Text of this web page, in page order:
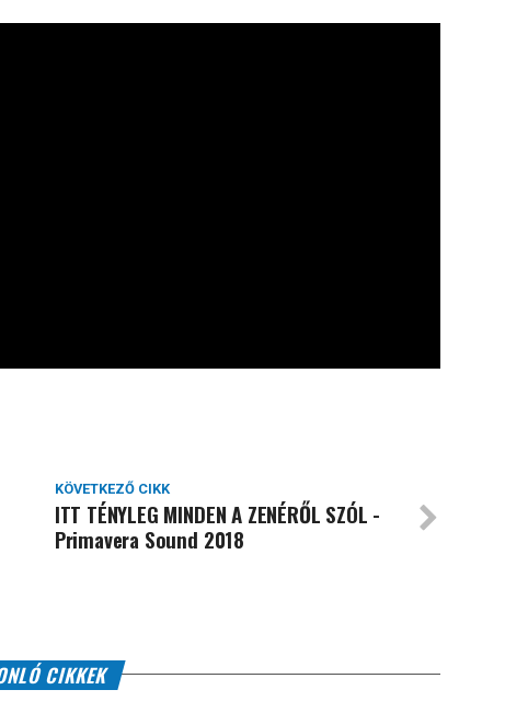
KÖVETKEZŐ CIKK
ITT TÉNYLEG MINDEN A ZENÉRŐL SZÓL -
Primavera Sound 2018
CIKKEK